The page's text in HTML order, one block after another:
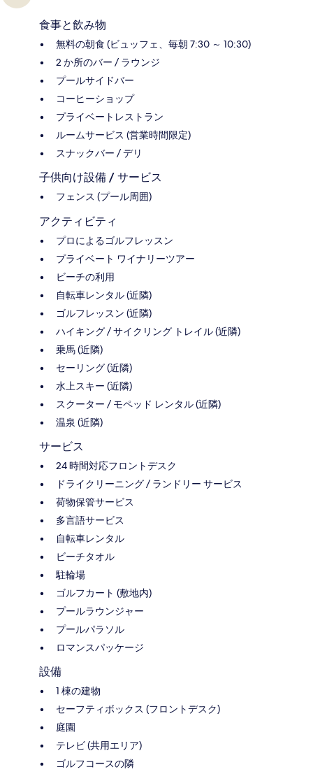
食事と飲み物
無料の朝食 (ビュッフェ、毎朝 7:30 ～ 10:30)
2 か所のバー / ラウンジ
プールサイドバー
コーヒーショップ
プライベートレストラン
ルームサービス (営業時間限定)
スナックバー / デリ
子供向け設備 / サービス
フェンス (プール周囲)
アクティビティ
プロによるゴルフレッスン
プライベート ワイナリーツアー
ビーチの利用
自転車レンタル (近隣)
ゴルフレッスン (近隣)
ハイキング / サイクリング トレイル (近隣)
乗馬 (近隣)
セーリング (近隣)
水上スキー (近隣)
スクーター / モペッド レンタル (近隣)
温泉 (近隣)
サービス
24 時間対応フロントデスク
ドライクリーニング / ランドリー サービス
荷物保管サービス
多言語サービス
自転車レンタル
ビーチタオル
駐輪場
ゴルフカート (敷地内)
プールラウンジャー
プールパラソル
ロマンスパッケージ
設備
1 棟の建物
セーフティボックス (フロントデスク)
庭園
テレビ (共用エリア)
ゴルフコースの隣